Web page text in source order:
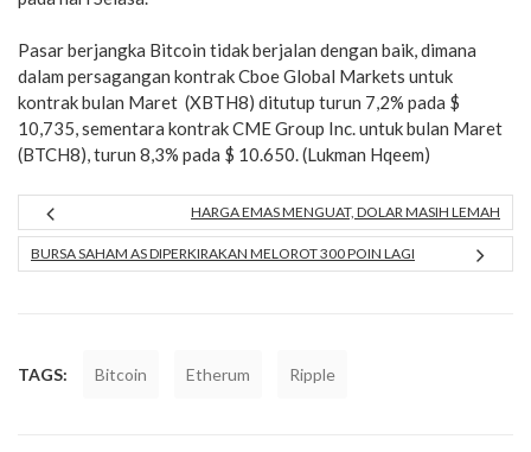
Pasar berjangka Bitcoin tidak berjalan dengan baik, dimana
dalam persagangan kontrak Cboe Global Markets untuk
kontrak bulan Maret (XBTH8) ditutup turun 7,2% pada $
10,735, sementara kontrak CME Group Inc. untuk bulan Maret
(BTCH8), turun 8,3% pada $ 10.650. (Lukman Hqeem)
HARGA EMAS MENGUAT, DOLAR MASIH LEMAH
BURSA SAHAM AS DIPERKIRAKAN MELOROT 300 POIN LAGI
TAGS: Bitcoin Etherum Ripple